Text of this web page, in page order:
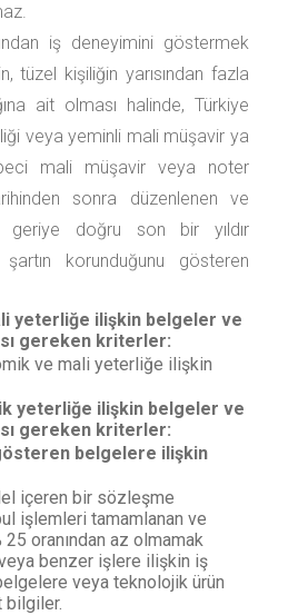
iş deneyimini göstermek
tüzel kişiliğin yarısından fazla
ait olması halinde, Türkiye
veya yeminli mali müşavir ya
mali müşavir veya noter
sonra düzenlenen ve
geriye doğru son bir yıldır
korunduğunu gösteren
yeterliğe ilişkin belgeler ve
gereken kriterler:
ve mali yeterliğe ilişkin
yeterliğe ilişkin belgeler ve
gereken kriterler:
belgelere ilişkin
içeren bir sözleşme
işlemleri tamamlanan ve
25 oranından az olmamak
benzer işlere ilişkin iş
veya teknolojik ürün
bilgiler.